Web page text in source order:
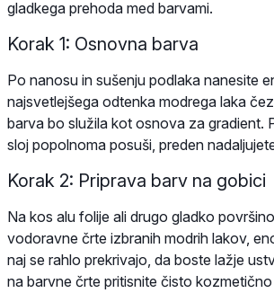
gladkega prehoda med barvami.
Korak 1: Osnovna barva
Po nanosu in sušenju podlaka nanesite
najsvetlejšega odtenka modrega laka
barva bo služila kot osnova za gradient.
sloj popolnoma posuši, preden
Korak 2: Priprava barv na gobici
Na kos alu folije ali drugo gladko
vodoravne črte izbranih modrih lakov,
naj se rahlo prekrivajo, da boste lažje
na barvne črte pritisnite čisto